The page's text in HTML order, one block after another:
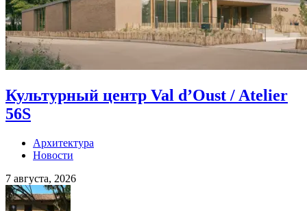
Культурный центр Val d’Oust / Atelier
56S
Архитектура
Новости
7 августа, 2026